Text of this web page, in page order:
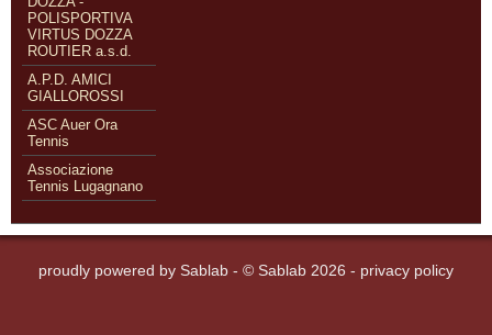
POLISPORTIVA
VIRTUS DOZZA
ROUTIER a.s.d.
A.P.D. AMICI
GIALLOROSSI
ASC Auer Ora
Tennis
Associazione
Tennis Lugagnano
proudly powered by Sablab - © Sablab 2026 - privacy policy